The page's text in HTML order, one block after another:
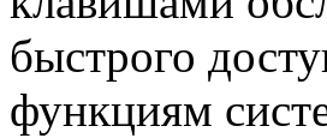
быстрого
функциям